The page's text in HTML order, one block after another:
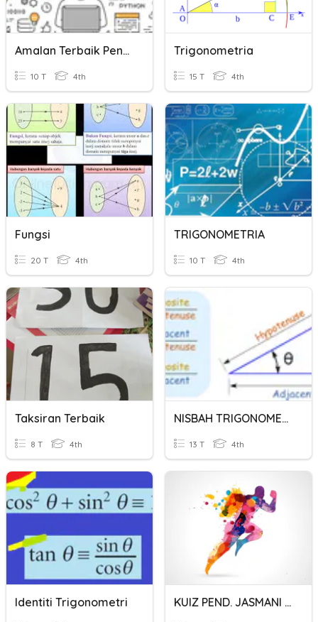
Amalan Terbaik Pengaturcaraan
10 T 4th
Trigonometria
15 T 4th
Fungsi
20 T 4th
TRIGONOMETRIA
10 T 4th
Taksiran Terbaik
8 T 4th
NISBAH TRIGONOMETRI
13 T 4th
Identiti Trigonometri KUIZ PEND. JASMANI THN 4 (DUNIA TERBALIK)